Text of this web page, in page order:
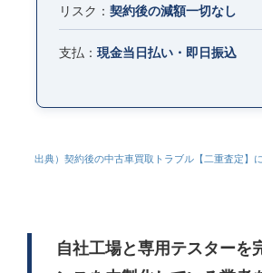
リスク： 契約後の減額一切なし
支払： 現金当日払い・即日振込
出典）契約後の中古車買取トラブル【二重査定】
自社工場と専用テスターを